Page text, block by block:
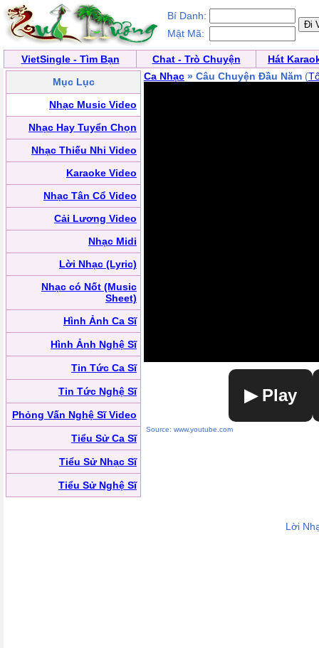
Bí Danh:
Mật Mã:
VietSingle - Tìm Bạn Chat - Trò Chuyện
Hát
Mục Lục
Nhạc Music Video
Nhạc Hay Tuyển Chọn
Nhạc Thiếu Nhi Video
Karaoke Video
Nhạc Tân Cổ Video
Cải Lương Video
Nhạc Midi
Lời Nhạc (Lyric)
Nhạc có Nốt (Music
Sheet)
Hình Ảnh Ca Sĩ
Hình Ảnh Nghệ Sĩ
Tin Tức Ca Sĩ
Tin Tức Nghệ Sĩ
Phỏng Vấn Nghệ Sĩ Video
Tiểu Sử Ca Sĩ
Tiểu Sử Nhạc Sĩ
Tiểu Sử Nghệ Sĩ
Ca Nhạc » Câu Chuyện Đầu Năm (
▶ Play
Source: www.youtube.com
Lời